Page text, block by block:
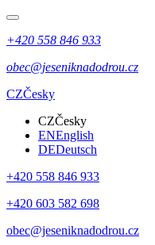
+420 558 846 933
obec@jeseniknadodrou.cz
CZČesky
CZČesky
ENEnglish
DEDeutsch
+420 558 846 933
+420 603 582 698
obec@jeseniknadodrou.cz